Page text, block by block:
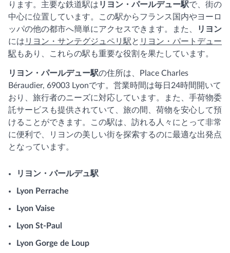
ります。主要な鉄道駅は リヨン・パールデュー駅で、街の
中心に位置しています。この駅からフランス国内やヨーロ
ッパの他の都市へ簡単にアクセスできます。また、
リヨン
には リヨン・サンテグジュペリ駅と リヨン・パートデュー
駅 もあり、これらの駅も重要な役割を果たしています。
リヨン・パールデュー駅の住所は、Place Charles
Béraudier, 69003 Lyonです。営業時間は毎日24時間開いて
おり、旅行者のニーズに対応しています。また、手荷物委
託サービスも提供されていて、旅の間、荷物を安心して預
けることができます。この駅は、訪れる人々にとって非常
に便利で、リヨンの美しい街を探索するのに最適な出発点
となっています。
リヨン・パールデュ駅
Lyon Perrache
Lyon Vaise
Lyon St-Paul
Lyon Gorge de Loup